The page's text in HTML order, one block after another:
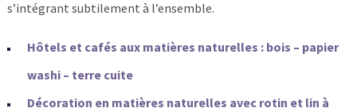
s’intégrant subtilement à l’ensemble.
Hôtels et cafés aux matières naturelles : bois – papier
washi – terre cuite
Décoration en matières naturelles avec rotin et lin à